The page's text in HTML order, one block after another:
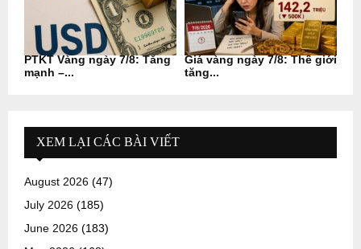
PTKT Vàng ngày 7/8: Tăng
mạnh –...
Giá vàng ngày 7/8: Thế giới
tăng...
XEM LẠI CÁC BÀI VIẾT
August 2026 (47)
July 2026 (185)
June 2026 (183)